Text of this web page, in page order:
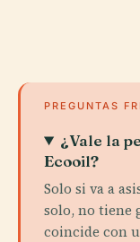
PREGUNTAS
¿Vale la
Ecooil?
Solo si va a
solo, no tiene
coincide con